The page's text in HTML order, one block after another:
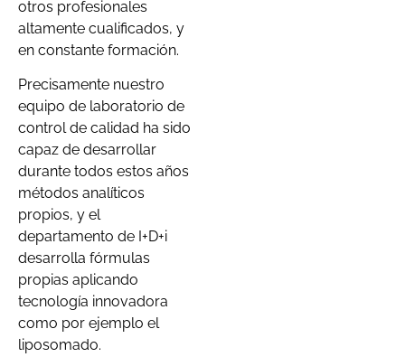
otros profesionales
altamente cualificados, y
en constante formación.
Precisamente nuestro
equipo de laboratorio de
control de calidad ha sido
capaz de desarrollar
durante todos estos años
métodos analíticos
propios, y el
departamento de I+D+i
desarrolla fórmulas
propias aplicando
tecnología innovadora
como por ejemplo el
liposomado.